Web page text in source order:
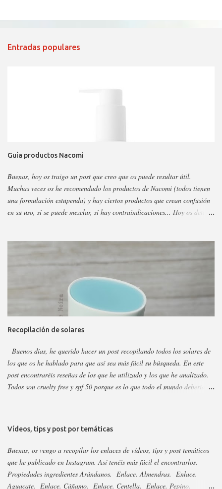
Entradas populares
Guía productos Nacomi
Buenas, hoy os traigo un post que creo que os puede resultar útil.
Muchas veces os he recomendado los productos de Nacomi (todos tienen
una formulación estupenda) y hay ciertos productos que crean confusión
en su uso, si se puede mezclar, si hay contraindicaciones... Hoy os detallo
corporales, así es más fácil, además al final añadiré gamas concretas. La
marca tiene otros sérum y cremas, pero estos son los más dificilillos de
tenéis en casi todas las perfumerías, es cruelty free y casi toda vegana.
Hay ciertos productos que no están en todas las webs, pero como se suele
decir Google es nuestro amigo. Empecemos: Productos faciales Dermo
loción limpiadora ceramidas Precio: 4 euros. Cantidad: 150 ml.
Propiedades: Limpiador acuoso para todas las pieles, pero p...
Recopilación de solares
Buenos días, he querido hacer un post recopilando todos los solares de
los que os he hablado para que así sea más fácil su búsqueda. En este
post encontraréis reseñas de los que he utilizado y los que he analizado.
Todos son cruelty free y spf 50 porque es lo que todo el mundo debería
pero las marcas sacan año tras año los mismo, aunque suelen cambiar el
envase. Si no veis alguno es porque ya está analizado, así que revisad el
nombre para saber si cambiaron su envase. Os dejo el listado y los
enlaces a continuación: 3Ina. Enlace. Abib esencia y stick. Enlace.
Acorelle. Enlace. Acorelle, resto. Enlace. Acty Mask. Enlace.
Vídeos, tips y post por temáticas
Buenas, os vengo a recopilar los enlaces de vídeos, tips y post temáticos
que he publicado en Instagram. Así tenéis más fácil el encontrarlos.
Propiedades ingredientes Arándanos. Enlace. Almendras. Enlace.
Aguacate. Enlace. Cáñamo. Enlace. Centella. Enlace. Pepino.